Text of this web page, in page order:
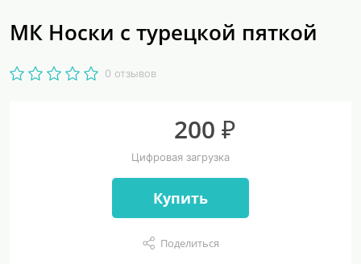
МК Носки с турецкой пяткой
0 отзывов
200 ₽
Цифровая загрузка
Купить
Поделиться